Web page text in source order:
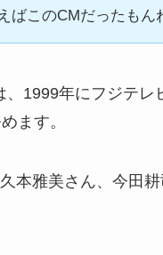
ばこのCMだったもん
、1999年にフジテレ
ます。
本雅美さん、今田